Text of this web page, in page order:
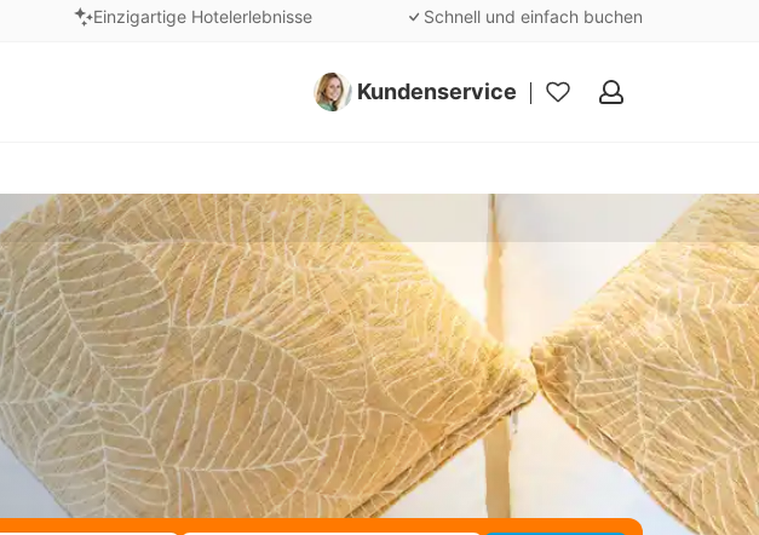
Einzigartige Hotelerlebnisse Schnell und einfach buchen
Kundenservice
Meine